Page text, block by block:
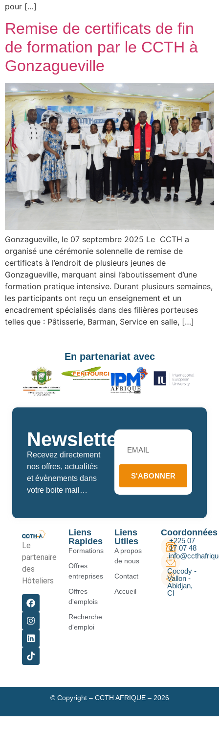
pour […]
Remise de certificats de fin
de formation par le CCTH à
Gonzagueville
Gonzagueville, le 07 septembre 2025 Le CCTH a
organisé une cérémonie solennelle de remise de
certificats à l’endroit de plusieurs jeunes de
Gonzagueville, marquant ainsi l’aboutissement d’une
formation pratique intensive. Durant plusieurs semaines,
les participants ont reçu un enseignement et un
encadrement spécialisés dans des filières porteuses
telles que : Pâtisserie, Barman, Service en salle, […]
En partenariat avec
Newsletters
Recevez directement
nos offres, actualités
et évènements dans
votre boite mail…
S'ABONNER
Le
partenaire
des
Hôteliers
Liens
Rapides
Formations
Offres
entreprises
Offres
d'emplois
Recherche
d'emploi
Liens
Utiles
A propos
de nous
Contact
Accueil
Coordonnées
+225 07
17 07 48
50
Cocody -
Vallon -
Abidjan,
CI
© Copyright – CCTH AFRIQUE – 2026